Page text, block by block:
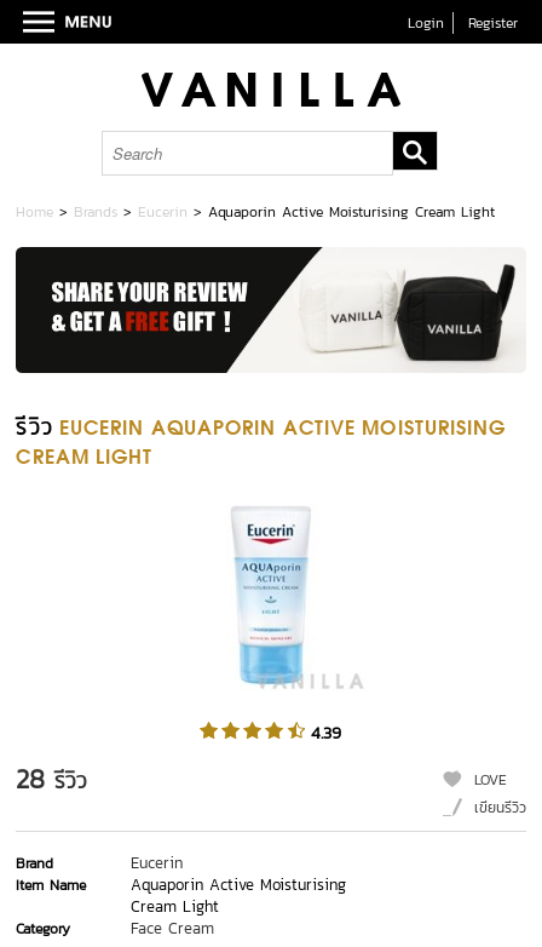
Login Register
Home > Brands > Eucerin >Aquaporin Active Moisturising Cream Light
รีวิว EUCERIN AQUAPORIN ACTIVE MOISTURISING
CREAM LIGHT
4.39
28 รีวิว
LOVE
เขียนรีวิว
Brand Eucerin
Item Name
Aquaporin Active Moisturising
Cream Light
Category Face Cream